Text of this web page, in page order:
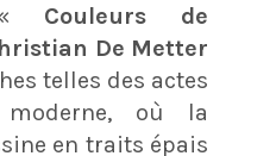
« Couleurs de
De Metter
telles des actes
moderne, où la
en traits épais